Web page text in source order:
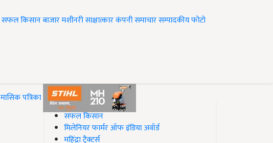
सफल किसानबाजारमशीनरीसाक्षात्कारकंपनी समाचारसम्पादकीयफोटो
मासिक पत्रिका
#Top on Krishi Jagran
सफल किसान
मिलेनियर फार्मर ऑफ इंडिया अवॉर्ड
महिंद्रा ट्रैक्टर्स